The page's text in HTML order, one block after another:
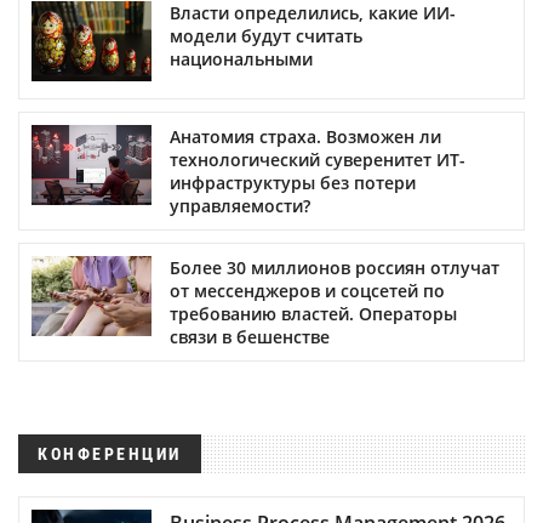
Власти определились, какие ИИ-
модели будут считать
национальными
Анатомия страха. Возможен ли
технологический суверенитет ИТ-
инфраструктуры без потери
управляемости?
Более 30 миллионов россиян отлучат
от мессенджеров и соцсетей по
требованию властей. Операторы
связи в бешенстве
КОНФЕРЕНЦИИ